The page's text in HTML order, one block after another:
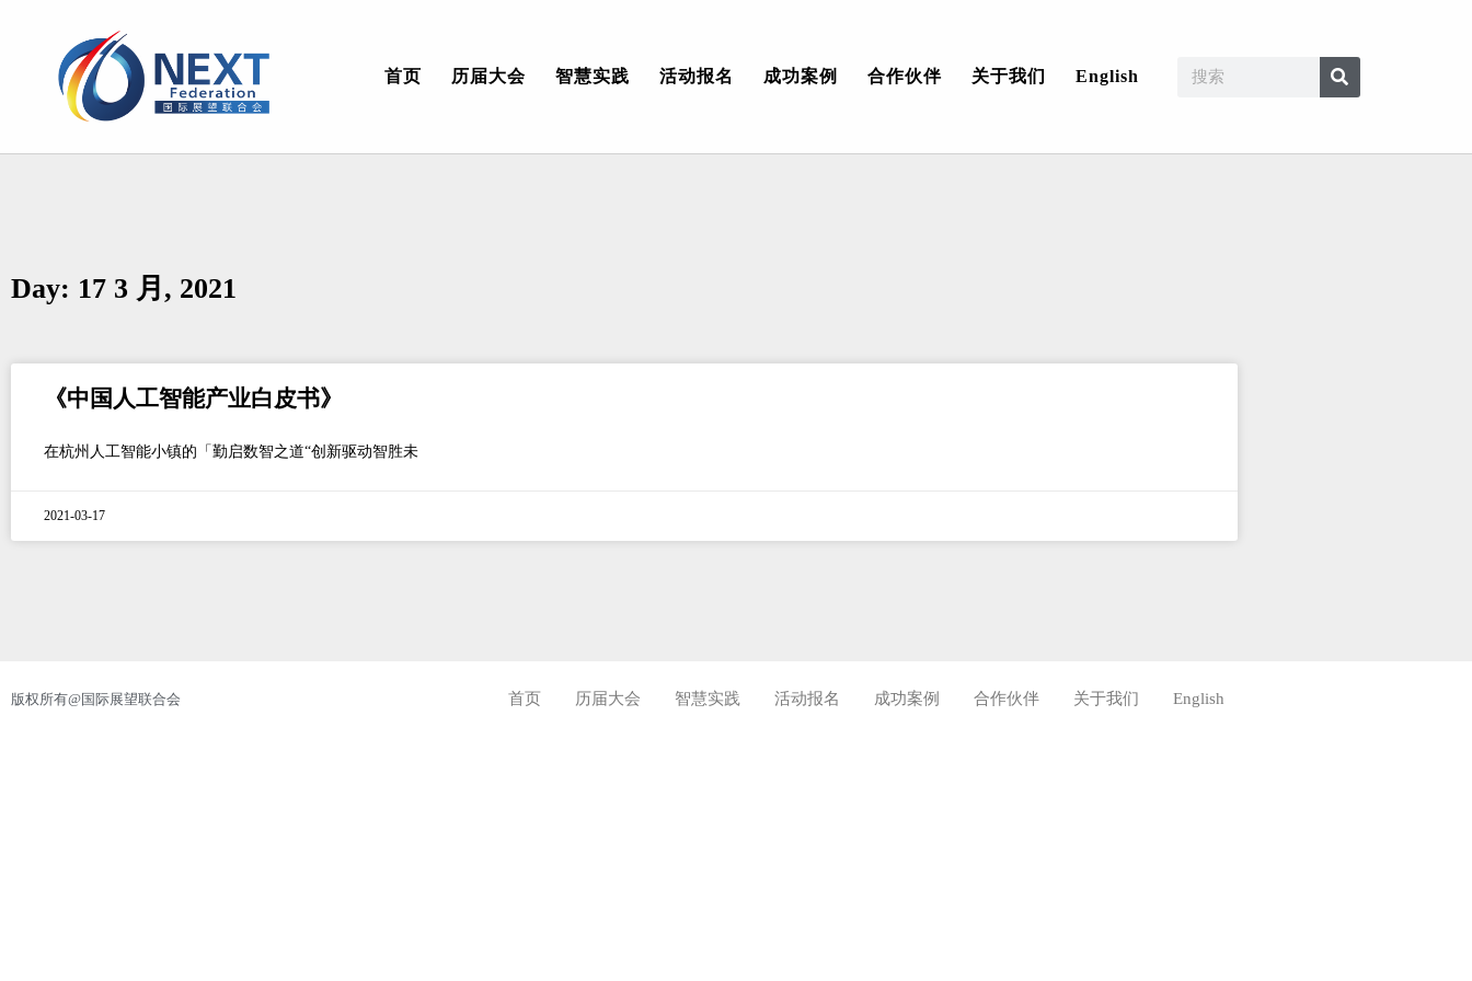
首页 历届大会 智慧实践 活动报名 成功案例 合作伙伴 关于我们 English
Day: 17 3 月, 2021
《中国人工智能产业白皮书》
在杭州人工智能小镇的「勤启数智之道“创新驱动智胜未
2021-03-17
版权所有@国际展望联合会 首页 历届大会 智慧实践 活动报名 成功案例 合作伙伴 关于我们 English